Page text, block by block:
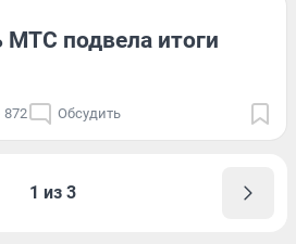
МТС подвела итоги
872 Обсудить
1 из 3